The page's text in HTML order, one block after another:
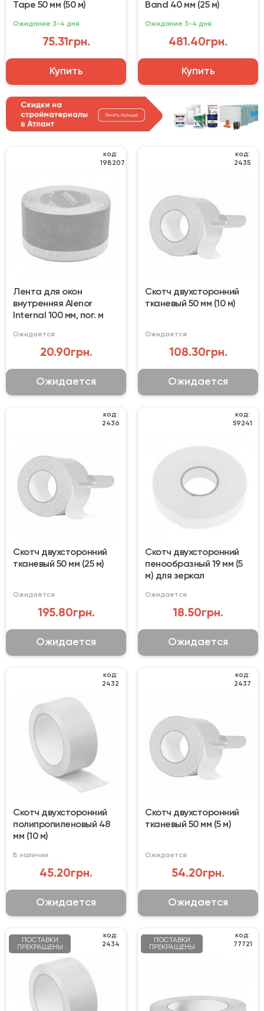
Tape 50 мм (50 м)
Ожидание 3-4 дня
75.31грн.
Купить
Band 40 мм (25 м)
Ожидание 3-4 дня
481.40грн.
Купить
код:
198207
Лента для окон
внутренняя Alenor
Internal 100 мм, пог. м
Ожидается
20.90грн.
Ожидается
код:
2435
Скотч двухсторонний
тканевый 50 мм (10 м)
Ожидается
108.30грн.
Ожидается
код:
2436
Скотч двухсторонний
тканевый 50 мм (25 м)
Ожидается
195.80грн.
Ожидается
код:
59241
Скотч двухсторонний
пенообразный 19 мм (5
м) для зеркал
Ожидается
18.50грн.
Ожидается
код:
2432
Скотч двухсторонний
полипропиленовый 48
мм (10 м)
В наличии
45.20грн.
Ожидается
код:
2437
Скотч двухсторонний
тканевый 50 мм (5 м)
Ожидается
54.20грн.
Ожидается
ПОСТАВКИ
ПРЕКРАЩЕНЫ
код:
2434
ПОСТАВКИ
ПРЕКРАЩЕНЫ
код:
77721